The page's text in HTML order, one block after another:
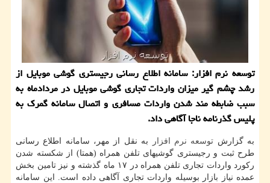
توسعه نرم افزار: سامانه اطلاع رسانی رجیستری گوشی موبایل از
رشد چشم گیر میزان واردات تجاری گوشی موبایل در مردادماه به
سبب ضابطه مند شدن واردات مسافری و اتصال سامانه گمرك به
پلیس گذرنامه ناجا آگاهی داد.
به گزارش توسعه نرم افزار
به نقل از مهر، سامانه اطلاع رسانی
طرح ثبت و رجیستری گوشیهای تلفن همراه (همتا) از شكسته شدن
ركورد واردات تجاری تلفن همراه در ۱۷ ماه گذشته و نیز تامین بخش
عمده نیاز بازار بوسیله واردات تجاری آگاهی داده است. این سامانه